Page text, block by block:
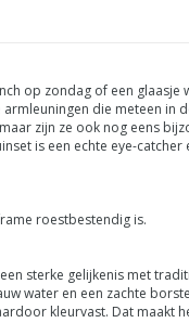
op zondag of een glaasje
die meteen in
zijn ze ook nog eens
is een echte eye-
roestbestendig is.
sterke gelijkenis met
water en een zachte
kleurvast. Dat maakt